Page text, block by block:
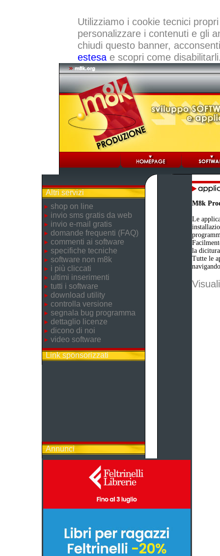
Utilizziamo i cookie tecnici
personalizzare i contenuti e gli
chiudi questo banner,
estesae scopri come
Altri servizi
shop on line
invio sms gratis da web
invio e-mail gratis
domande frequenti (FAQ)
commenti ai software
specifiche tecniche
software non m8k
i più cliccati
ultimi inserimenti
tutti i software
download utility
controlla versione
segnala bug programma
dettaglio licenze
dicono di noi
video software
Link sponsorizzati
Annunci
M8k
Le
la
Tutte le